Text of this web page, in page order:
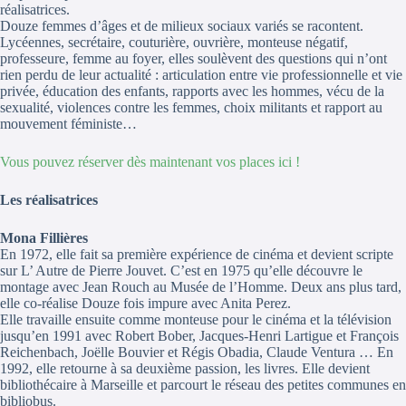
réalisatrices.
Douze femmes d’âges et de milieux sociaux variés se racontent.
Lycéennes, secrétaire, couturière, ouvrière, monteuse négatif,
professeure, femme au foyer, elles soulèvent des questions qui n’ont
rien perdu de leur actualité : articulation entre vie professionnelle et vie
privée, éducation des enfants, rapports avec les hommes, vécu de la
sexualité, violences contre les femmes, choix militants et rapport au
mouvement féministe…
Vous pouvez réserver dès maintenant vos places ici !
Les réalisatrices
Mona Fillières
En 1972, elle fait sa première expérience de cinéma et devient scripte
sur L’ Autre de Pierre Jouvet. C’est en 1975 qu’elle découvre le
montage avec Jean Rouch au Musée de l’Homme. Deux ans plus tard,
elle co-réalise Douze fois impure avec Anita Perez.
Elle travaille ensuite comme monteuse pour le cinéma et la télévision
jusqu’en 1991 avec Robert Bober, Jacques-Henri Lartigue et François
Reichenbach, Joëlle Bouvier et Régis Obadia, Claude Ventura … En
1992, elle retourne à sa deuxième passion, les livres. Elle devient
bibliothécaire à Marseille et parcourt le réseau des petites communes en
bibliobus.